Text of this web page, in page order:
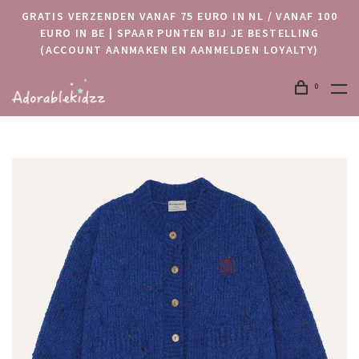
GRATIS VERZENDEN VANAF 75 EURO IN NL / VANAF 100
EURO IN BE | SPAAR PUNTEN BIJ JE BESTELLING
(ACCOUNT AANMAKEN EN AANMELDEN LOYALTY)
0